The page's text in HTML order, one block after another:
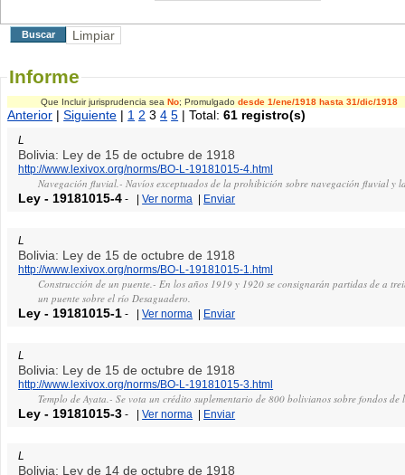
Informe
Que Incluir jurisprudencia sea No; Promulgado desde 1/ene/1918 hasta 31/dic/1918
Anterior |Siguiente | 1 2 34 5 | Total:61 registro(s)
L
Bolivia: Ley de 15 de octubre de 1918
http://www.lexivox.org/norms/BO-L-19181015-4.html
Navegación fluvial.- Navíos exceptuados de la prohibición sobre navegación fluvial y
Ley - 19181015-4 - |Ver norma | Enviar
L
Bolivia: Ley de 15 de octubre de 1918
http://www.lexivox.org/norms/BO-L-19181015-1.html
Construcción de un puente.- En los años 1919 y 1920 se consignarán partidas de a
un puente sobre el río Desaguadero.
Ley - 19181015-1 - |Ver norma | Enviar
L
Bolivia: Ley de 15 de octubre de 1918
http://www.lexivox.org/norms/BO-L-19181015-3.html
Templo de Ayata.- Se vota un crédito suplementario de 800 bolivianos sobre fondos
Ley - 19181015-3 - |Ver norma | Enviar
L
Bolivia: Ley de 14 de octubre de 1918